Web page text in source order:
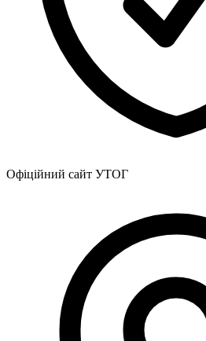
Волинська область
Дніпропетровська
Донецька область
Закарпатська
Запорізька область
Івано-Франківська
Кіровоградська
Одеська область
Полтавська
Рівненська область
Сумська область
Тернопільська
Харківська область
Херсонська
Офіційний сайт УТОГ